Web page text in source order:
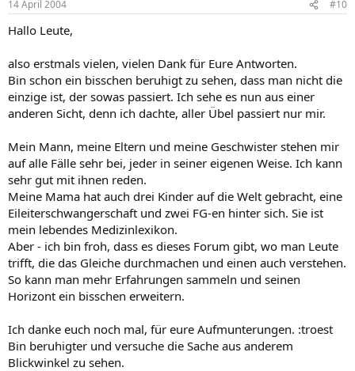
14 April 2004 #10
Hallo Leute,
also erstmals vielen, vielen Dank für Eure Antworten.
Bin schon ein bisschen beruhigt zu sehen, dass man nicht die
einzige ist, der sowas passiert. Ich sehe es nun aus einer
anderen Sicht, denn ich dachte, aller Übel passiert nur mir.
Mein Mann, meine Eltern und meine Geschwister stehen mir
auf alle Fälle sehr bei, jeder in seiner eigenen Weise. Ich kann
sehr gut mit ihnen reden.
Meine Mama hat auch drei Kinder auf die Welt gebracht, eine
Eileiterschwangerschaft und zwei FG-en hinter sich. Sie ist
mein lebendes Medizinlexikon.
Aber - ich bin froh, dass es dieses Forum gibt, wo man Leute
trifft, die das Gleiche durchmachen und einen auch verstehen.
So kann man mehr Erfahrungen sammeln und seinen
Horizont ein bisschen erweitern.
Ich danke euch noch mal, für eure Aufmunterungen. :troest
Bin beruhigter und versuche die Sache aus anderem
Blickwinkel zu sehen.